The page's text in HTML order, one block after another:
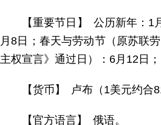
【重要节日】 公历新年：
月8日；春天与劳动节（原苏联
主权宣言》通过日）：6月12日
【货币】 卢布（1美元约合
【官方语言】 俄语。